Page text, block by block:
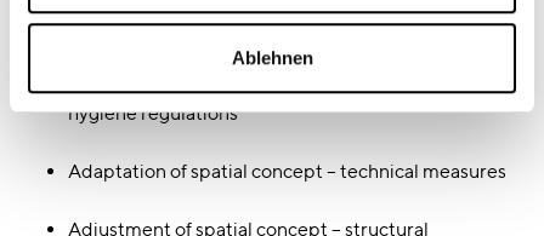
Ablehnen
Advice on procedures in compliance with the
hygiene regulations
Adaptation of spatial concept – technical measures
Adjustment of spatial concept – structural